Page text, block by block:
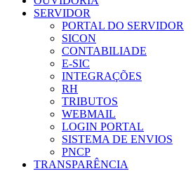
SERVIDOR
PORTAL DO SERVIDOR
SICON
CONTABILIADE
E-SIC
INTEGRAÇÕES
RH
TRIBUTOS
WEBMAIL
LOGIN PORTAL
SISTEMA DE ENVIOS
PNCP
TRANSPARÊNCIA